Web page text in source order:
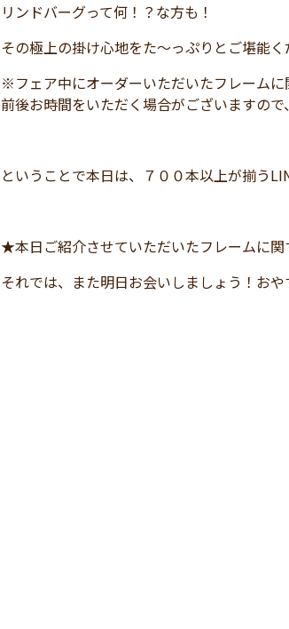
リンドバーグって何！？な方も！
その極上の掛け心地をた～っぷりとご堪能く
※フェア中にオーダーいただいたフレーム
前後お時間をいただく場合がございますので
ということで本日は、７００本以上が揃う
★本日ご紹介させていただいたフレームに
それでは、また明日お会いしましょう！おや